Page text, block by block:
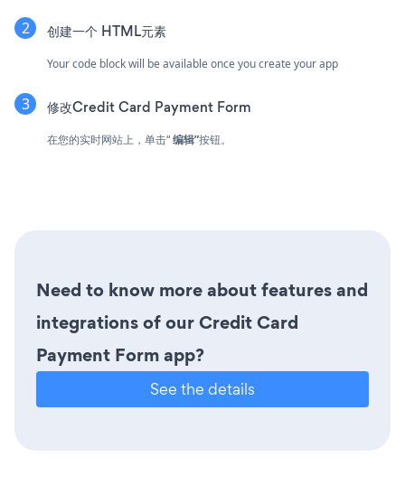
创建一个 HTML元素
Your code block will be available once you create your app
修改Credit Card Payment Form
在您的实时网站上，单击“编辑”按钮。
Need to know more about features and
integrations of our Credit Card
Payment Form app?
See the details